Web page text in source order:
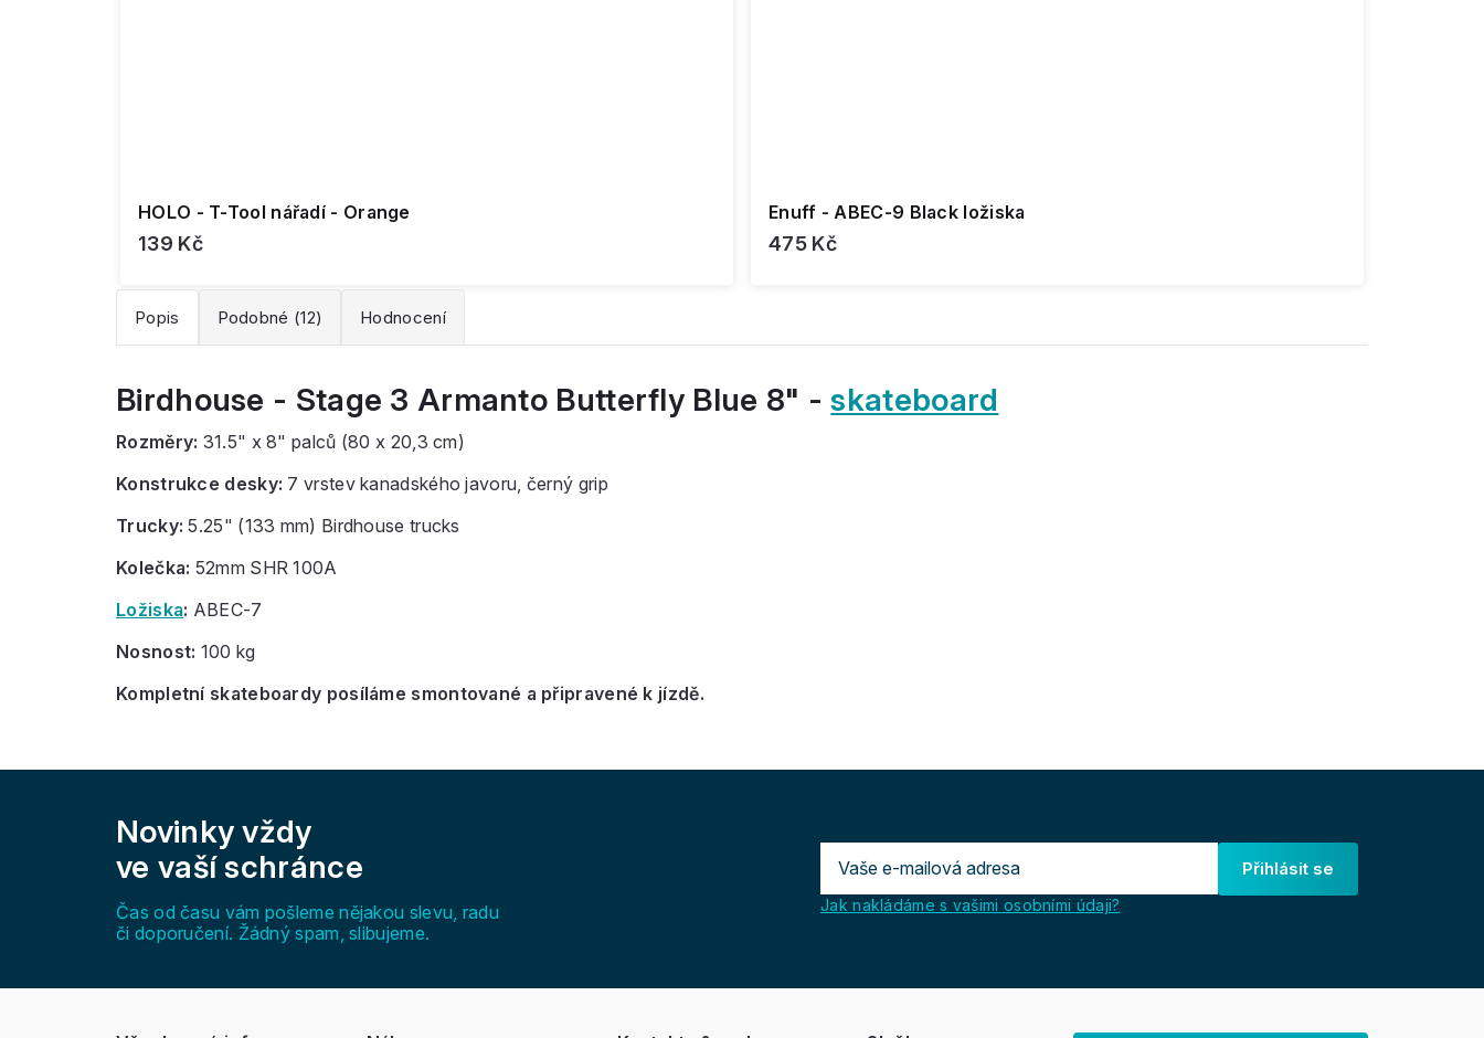
HOLO - T-Tool nářadí - Orange
139 Kč
Enuff - ABEC-9 Black ložiska
475 Kč
Popis Podobné (12) Hodnocení
Birdhouse - Stage 3 Armanto Butterfly Blue 8" -skateboard
Rozměry: 31.5" x 8" palců (80 x 20,3 cm)
Konstrukce desky: 7 vrstev kanadského javoru, černý grip
Trucky: 5.25" (133 mm) Birdhouse trucks
Kolečka: 52mm SHR 100A
Ložiska: ABEC-7
Nosnost: 100 kg
Kompletní skateboardy posíláme smontované a připravené k jízdě.
Novinky vždy
ve vaší schránce
Čas od času vám pošleme nějakou slevu, radu
či doporučení. Žádný spam, slibujeme.
Přihlásit se
Jak nakládáme s vašimi osobními údaji?